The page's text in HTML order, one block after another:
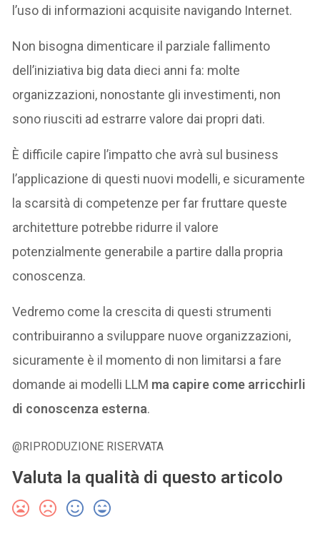
l’uso di informazioni acquisite navigando Internet.
Non bisogna dimenticare il parziale fallimento
dell’iniziativa big data dieci anni fa: molte
organizzazioni, nonostante gli investimenti, non
sono riusciti ad estrarre valore dai propri dati.
È difficile capire l’impatto che avrà sul business
l’applicazione di questi nuovi modelli, e sicuramente
la scarsità di competenze per far fruttare queste
architetture potrebbe ridurre il valore
potenzialmente generabile a partire dalla propria
conoscenza.
Vedremo come la crescita di questi strumenti
contribuiranno a sviluppare nuove organizzazioni,
sicuramente è il momento di non limitarsi a fare
domande ai modelli LLM ma capire come arricchirli
di conoscenza esterna.
@RIPRODUZIONE RISERVATA
Valuta la qualità di questo articolo